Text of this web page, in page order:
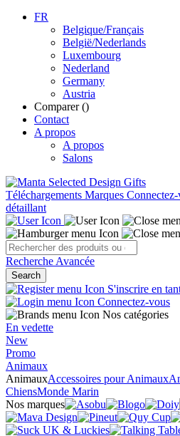
FR
Belgique/Français
België/Nederlands
Luxembourg
Nederland
Germany
Austria
Comparer ()
Contact
A propos
A propos
Salons
Téléchargements Marques
détaillant
Recherche Avancée
Search
S'inscrire en
Connectez-vous
Nos catégories
En vedette
New
Promo
Animaux
AnimauxAccessoires pour Animaux
ChiensMonde Marin
Nos marques